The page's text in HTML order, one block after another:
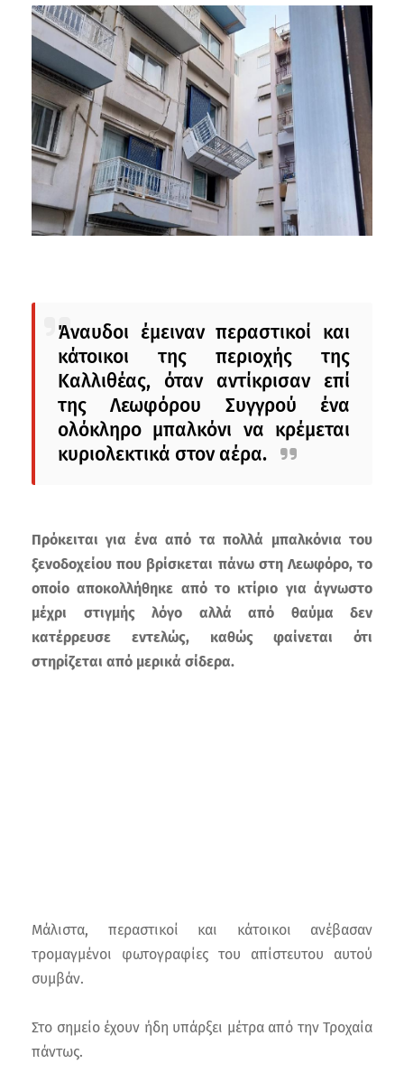
Άναυδοι έμειναν περαστικοί και
κάτοικοι της περιοχής της
Καλλιθέας, όταν αντίκρισαν επί
της Λεωφόρου Συγγρού ένα
ολόκληρο μπαλκόνι να κρέμεται
κυριολεκτικά στον αέρα.
Πρόκειται για ένα από τα πολλά μπαλκόνια του
ξενοδοχείου που βρίσκεται πάνω στη Λεωφόρο, το
οποίο αποκολλήθηκε από το κτίριο για άγνωστο
μέχρι στιγμής λόγο αλλά από θαύμα δεν
κατέρρευσε εντελώς, καθώς φαίνεται ότι
στηρίζεται από μερικά σίδερα.
Μάλιστα, περαστικοί και κάτοικοι ανέβασαν
τρομαγμένοι φωτογραφίες του απίστευτου αυτού
συμβάν.
Στο σημείο έχουν ήδη υπάρξει μέτρα από την Τροχαία
πάντως.